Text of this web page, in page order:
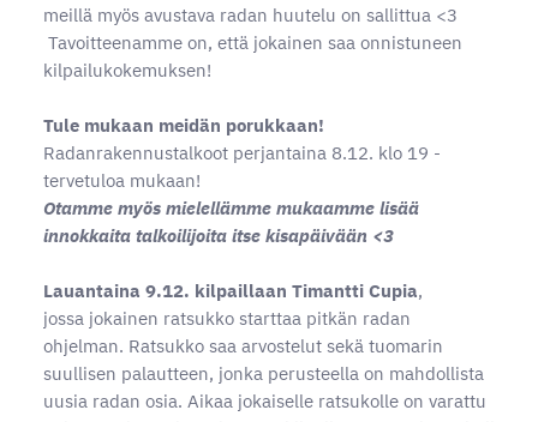
meillä myös avustava radan huutelu on sallittua <3
Tavoitteenamme on, että jokainen saa onnistuneen
kilpailukokemuksen!
Tule mukaan meidän porukkaan!
Radanrakennustalkoot perjantaina 8.12. klo 19 -
tervetuloa mukaan!
Otamme myös mielellämme mukaamme lisää
innokkaita talkoilijoita itse kisapäivään <3
Lauantaina 9.12. kilpaillaan Timantti Cupia,
jossa jokainen ratsukko starttaa pitkän radan
ohjelman. Ratsukko saa arvostelut sekä tuomarin
suullisen palautteen, jonka perusteella on mahdollista
uusia radan osia. Aikaa jokaiselle ratsukolle on varattu